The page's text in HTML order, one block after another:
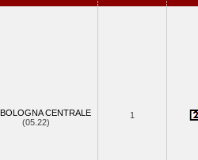
BOLOGNA CENTRALE
(05.22)
1